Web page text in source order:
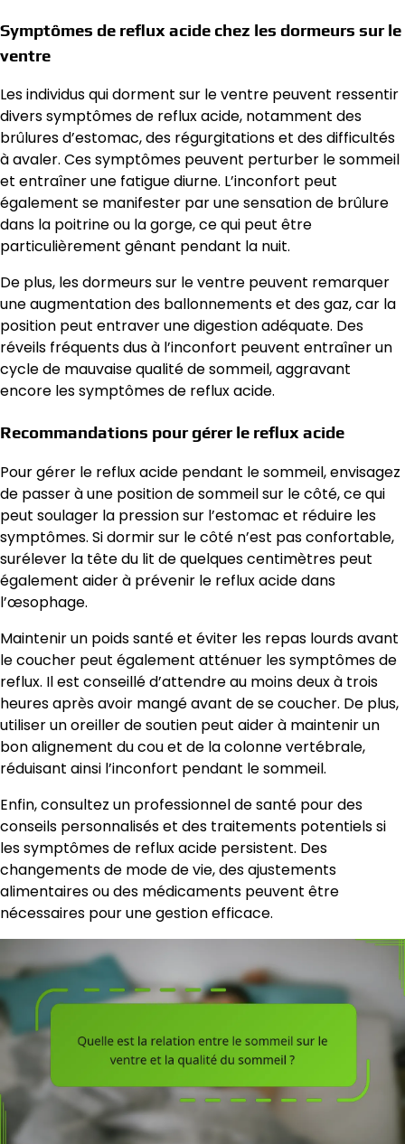
Symptômes de reflux acide chez les dormeurs sur le
ventre
Les individus qui dorment sur le ventre peuvent ressentir
divers symptômes de reflux acide, notamment des
brûlures d’estomac, des régurgitations et des difficultés
à avaler. Ces symptômes peuvent perturber le sommeil
et entraîner une fatigue diurne. L’inconfort peut
également se manifester par une sensation de brûlure
dans la poitrine ou la gorge, ce qui peut être
particulièrement gênant pendant la nuit.
De plus, les dormeurs sur le ventre peuvent remarquer
une augmentation des ballonnements et des gaz, car la
position peut entraver une digestion adéquate. Des
réveils fréquents dus à l’inconfort peuvent entraîner un
cycle de mauvaise qualité de sommeil, aggravant
encore les symptômes de reflux acide.
Recommandations pour gérer le reflux acide
Pour gérer le reflux acide pendant le sommeil, envisagez
de passer à une position de sommeil sur le côté, ce qui
peut soulager la pression sur l’estomac et réduire les
symptômes. Si dormir sur le côté n’est pas confortable,
surélever la tête du lit de quelques centimètres peut
également aider à prévenir le reflux acide dans
l’œsophage.
Maintenir un poids santé et éviter les repas lourds avant
le coucher peut également atténuer les symptômes de
reflux. Il est conseillé d’attendre au moins deux à trois
heures après avoir mangé avant de se coucher. De plus,
utiliser un oreiller de soutien peut aider à maintenir un
bon alignement du cou et de la colonne vertébrale,
réduisant ainsi l’inconfort pendant le sommeil.
Enfin, consultez un professionnel de santé pour des
conseils personnalisés et des traitements potentiels si
les symptômes de reflux acide persistent. Des
changements de mode de vie, des ajustements
alimentaires ou des médicaments peuvent être
nécessaires pour une gestion efficace.